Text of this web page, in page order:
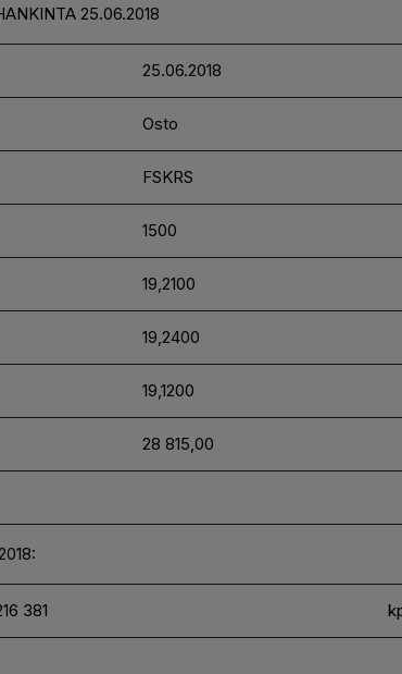
25.06.2018
25.06.2018
Osto
FSKRS
1500
19,2100
19,2400
19,1200
28 815,00
381